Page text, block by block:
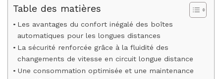
Table des matières
Les avantages du confort inégalé des boîtes
automatiques pour les longues distances
La sécurité renforcée grâce à la fluidité des
changements de vitesse en circuit longue distance
Une consommation optimisée et une maintenance